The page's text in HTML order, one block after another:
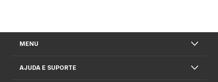
MENU
AJUDA E SUPORTE